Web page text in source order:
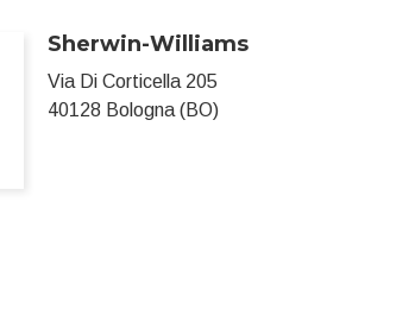
Sherwin-Williams
Via Di Corticella 205
40128 Bologna (BO)